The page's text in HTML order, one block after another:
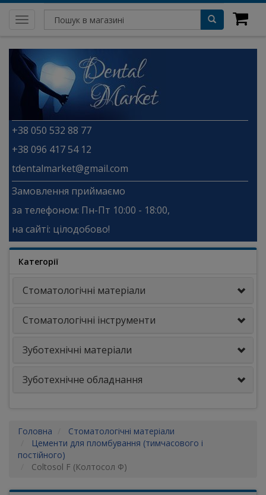
Toggle
navigation
+38 050 532 88 77
+38 096 417 54 12
tdentalmarket@gmail.com
Замовлення приймаємо
за телефоном: Пн-Пт 10:00 - 18:00,
на сайті: цілодобово!
Категорії
Стоматологічні матеріали
Стоматологічні інструменти
Зуботехнічні матеріали
Зуботехнічне обладнання
Головна
Стоматологічні матеріали
Цементи для пломбування (тимчасового і
постійного)
Coltosol F (Колтосол Ф)